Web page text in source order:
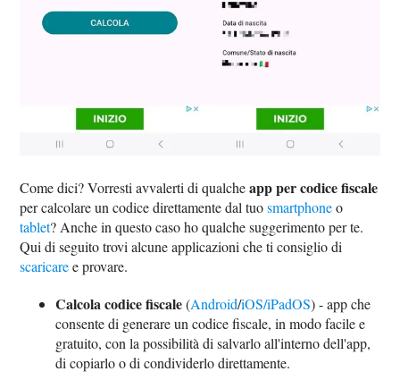
Come dici? Vorresti avvalerti di qualcheapp per codice fiscale
per calcolare un codice direttamente dal tuosmartphoneo
tablet? Anche in questo caso ho qualche suggerimento per te.
Qui di seguito trovi alcune applicazioni che ti consiglio di
scaricaree provare.
Calcola codice fiscale(Android/iOS/iPadOS) - app che
consente di generare un codice fiscale, in modo facile e
gratuito, con la possibilità di salvarlo all'interno dell'app,
di copiarlo o di condividerlo direttamente.